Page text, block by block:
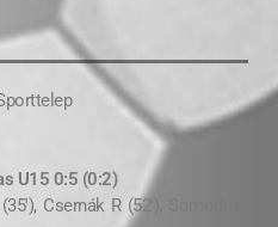
U15 0:5 (0:2)
Csernák R (52′), Somodi M